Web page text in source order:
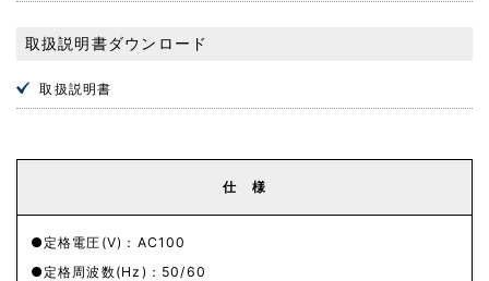
取扱説明書ダウンロード
取扱説明書
仕 様
定格電圧(V)：AC100
定格周波数(Hz)：50/60